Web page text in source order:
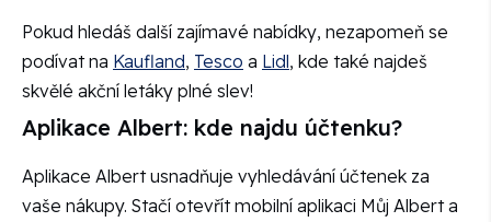
Pokud hledáš další zajímavé nabídky, nezapomeň se
podívat na Kaufland, Tesco a Lidl, kde také najdeš
skvělé akční letáky plné slev!
Aplikace Albert: kde najdu účtenku?
Aplikace Albert usnadňuje vyhledávání účtenek za
vaše nákupy. Stačí otevřít mobilní aplikaci Můj Albert a